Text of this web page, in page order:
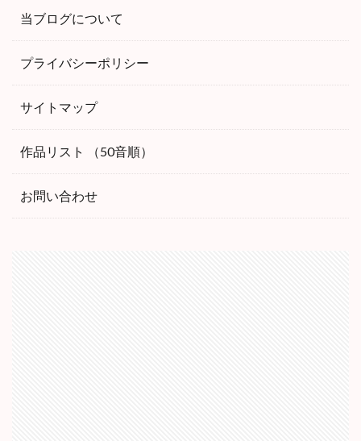
当ブログについて
プライバシーポリシー
サイトマップ
作品リスト （50音順）
お問い合わせ